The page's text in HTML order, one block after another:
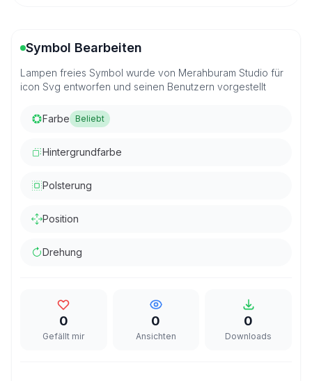
Symbol Bearbeiten
Lampen freies Symbol wurde von Merahburam Studio für
icon Svg entworfen und seinen Benutzern vorgestellt
Farbe Beliebt
Hintergrundfarbe
Polsterung
Position
Drehung
0
Gefällt mir
0
Ansichten
0
Downloads